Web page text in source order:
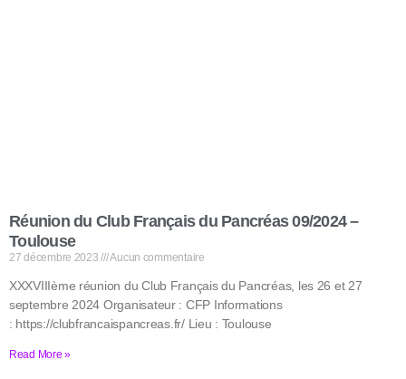
Réunion du Club Français du Pancréas 09/2024 –
Toulouse
27 décembre 2023 Aucun commentaire
XXXVIIIème réunion du Club Français du Pancréas, les 26 et 27
septembre 2024 Organisateur : CFP Informations
: https://clubfrancaispancreas.fr/ Lieu : Toulouse
Read More »